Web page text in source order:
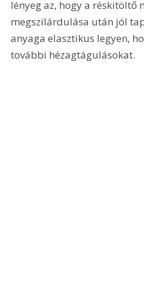
lényeg az, hogy a réskitöltő
megszilárdulása után jól
anyaga elasztikus legyen,
további hézagtágulásokat.